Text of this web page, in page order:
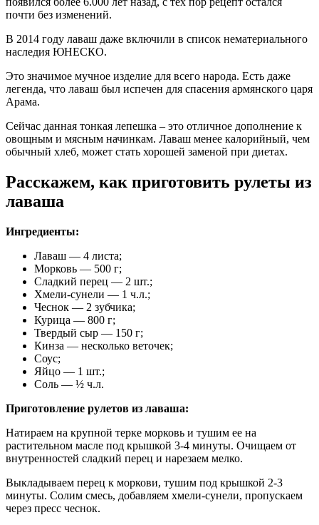
почти без изменений.
В 2014 году лаваш даже включили в список нематериального
наследия ЮНЕСКО.
Это значимое мучное изделие для всего народа. Есть даже
легенда, что лаваш был испечен для спасения армянского царя
Арама.
Сейчас данная тонкая лепешка – это отличное дополнение к
овощным и мясным начинкам. Лаваш менее калорийный, чем
обычный хлеб, может стать хорошей заменой при диетах.
Расскажем, как приготовить рулеты из
лаваша
Ингредиенты:
Лаваш — 4 листа;
Морковь — 500 г;
Сладкий перец — 2 шт.;
Хмели-сунели — 1 ч.л.;
Чеснок — 2 зубчика;
Курица — 800 г;
Твердый сыр — 150 г;
Кинза — несколько веточек;
Соус;
Яйцо — 1 шт.;
Соль — ½ ч.л.
Приготовление рулетов из лаваша:
Натираем на крупной терке морковь и тушим ее на
растительном масле под крышкой 3-4 минуты. Очищаем от
внутренностей сладкий перец и нарезаем мелко.
Выкладываем перец к моркови, тушим под крышкой 2-3
минуты. Солим смесь, добавляем хмели-сунели, пропускаем
через пресс чеснок.